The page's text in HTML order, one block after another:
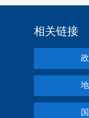
相关链接